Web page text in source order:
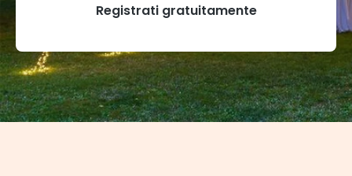
Registrati gratuitamente